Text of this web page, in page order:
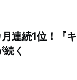
連続1位！『キ
く